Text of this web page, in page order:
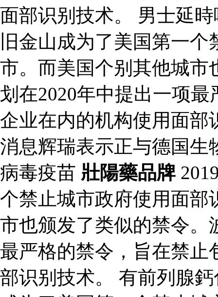
面部识别技术。 男士延
旧金山成为了美国第一
市。而美国个别其他城市
划在2020年中提出一项
企业在内的机构使用面部
消息辉瑞表示正与德国生
病毒疫苗 壯陽藥品牌
个禁止城市政府使用面部
市也颁发了类似的禁令。
最严格的禁令，旨在禁止
部识别技术。 有前列腺